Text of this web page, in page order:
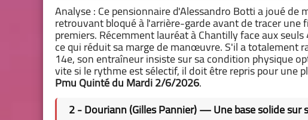
Analyse : Ce pensionnaire d'Alessandro Botti a joué de
retrouvant bloqué à l'arrière-garde avant de tracer
premiers. Récemment lauréat à Chantilly face aux
ce qui réduit sa marge de manœuvre. S'il a totalement
14e, son entraîneur insiste sur sa condition physique
vite si le rythme est sélectif, il doit être repris pour une
Pmu Quinté du Mardi 2/6/2026.
2 - Douriann (Gilles Pannier) — Une base solide sur